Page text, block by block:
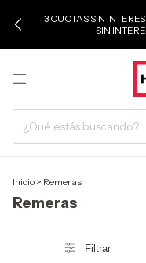
3 CUOTAS SIN
SIN
Inicio > Remeras
Remeras
Filtrar